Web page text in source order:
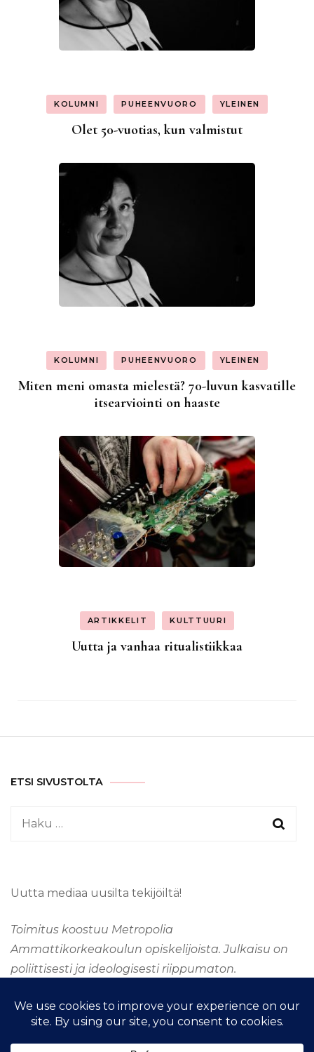
KOLUMNI PUHEENVUORO YLEINEN
Olet 50-vuotias, kun valmistut
KOLUMNI PUHEENVUORO YLEINEN
Miten meni omasta mielestä? 70-luvun kasvatille
itsearviointi on haaste
ARTIKKELIT KULTTUURI
Uutta ja vanhaa ritualistiikkaa
ETSI SIVUSTOLTA
Haku:
Uutta mediaa uusilta tekijöiltä!
Toimitus koostuu Metropolia
Ammattikorkeakoulun opiskelijoista. Julkaisu on
poliittisesti ja ideologisesti riippumaton.